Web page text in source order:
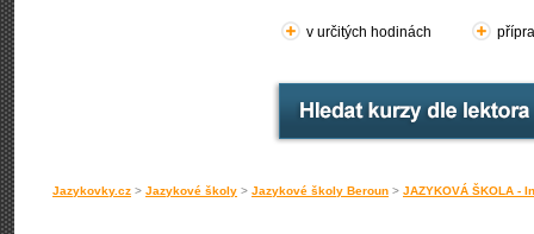
v určitých hodinách
Jazykovky.cz > Jazykové školy > Jazykové školy Beroun > JAZYKOVÁ ŠKOLA -